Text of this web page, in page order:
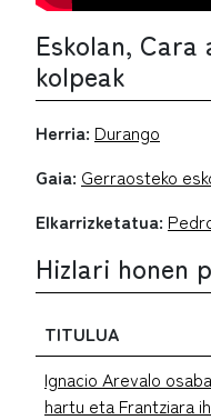
Eskolan,
kolpeak
Herria: Durango
Gaia: Gerraosteko
Elkarrizketatua:
Hizlari honen
TITULUA
Ignacio Arevalo
hartu eta Frantziara